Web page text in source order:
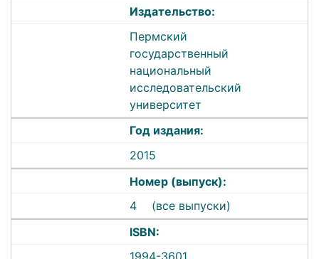
Издательство:
Пермский
государственный
национальный
исследовательский
университет
Год издания:
2015
Номер (выпуск):
4
(все выпуски)
ISBN: